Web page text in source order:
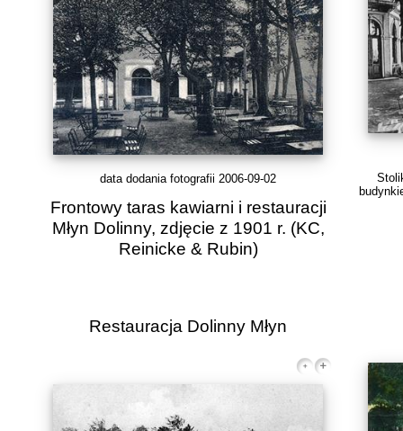
data dodania fotografii 2006-09-02
Frontowy taras kawiarni i restauracji
Młyn Dolinny, zdjęcie z 1901 r. (KC,
Reinicke & Rubin)
Restauracja Dolinny Młyn